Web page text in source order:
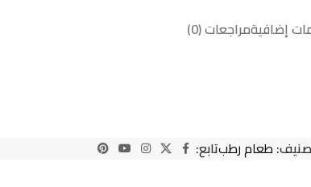
إضافيةمراجعات (0)
طعام رطبتابع: